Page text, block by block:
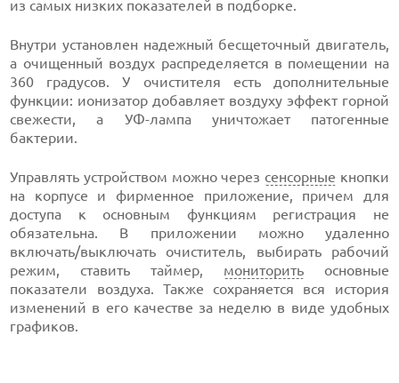
из самых низких показателей в подборке.
Внутри установлен надежный бесщеточный двигатель,
а очищенный воздух распределяется в помещении на
360 градусов. У очистителя есть дополнительные
функции: ионизатор добавляет воздуху эффект горной
свежести, а УФ-лампа уничтожает патогенные
бактерии.
Управлять устройством можно через сенсорные кнопки
на корпусе и фирменное приложение, причем для
доступа к основным функциям регистрация не
обязательна. В приложении можно удаленно
включать/выключать очиститель, выбирать рабочий
режим, ставить таймер, мониторитьосновные
показатели воздуха. Также сохраняется вся история
изменений в его качестве за неделю в виде удобных
графиков.